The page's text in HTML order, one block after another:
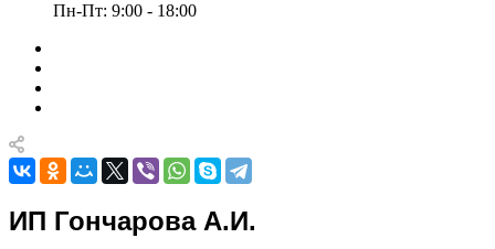
Пн-Пт: 9:00 - 18:00
ИП Гончарова А.И.